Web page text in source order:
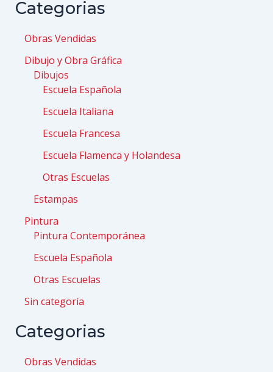
Categorias
Obras Vendidas
Dibujo y Obra Gráfica
Dibujos
Escuela Española
Escuela Italiana
Escuela Francesa
Escuela Flamenca y Holandesa
Otras Escuelas
Estampas
Pintura
Pintura Contemporánea
Escuela Española
Otras Escuelas
Sin categoría
Categorias
Obras Vendidas